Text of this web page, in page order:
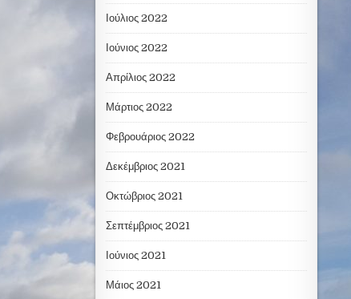
Ιούλιος 2022
Ιούνιος 2022
Απρίλιος 2022
Μάρτιος 2022
Φεβρουάριος 2022
Δεκέμβριος 2021
Οκτώβριος 2021
Σεπτέμβριος 2021
Ιούνιος 2021
Μάιος 2021